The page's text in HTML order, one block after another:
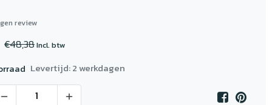
review
€48,38Incl. btw
Levertijd: 2 werkdagen